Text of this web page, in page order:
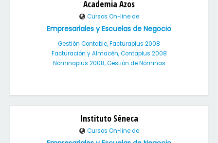
Academia Azos
Cursos On-line de
Empresariales y Escuelas de Negocio
Gestión Contable, Facturaplus 2008
Facturación y Almacén, Contaplus 2008
Nóminaplus 2008, Gestión de Nóminas
Instituto Séneca
Cursos On-line de